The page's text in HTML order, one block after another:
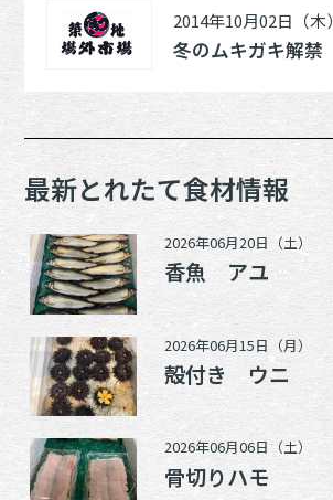
2014年10月02日（木）
冬のムキガキ解禁
最新とれたて食材情報
2026年06月20日（土）
香魚 アユ
2026年06月15日（月）
殻付き ウニ
2026年06月06日（土）
骨切りハモ